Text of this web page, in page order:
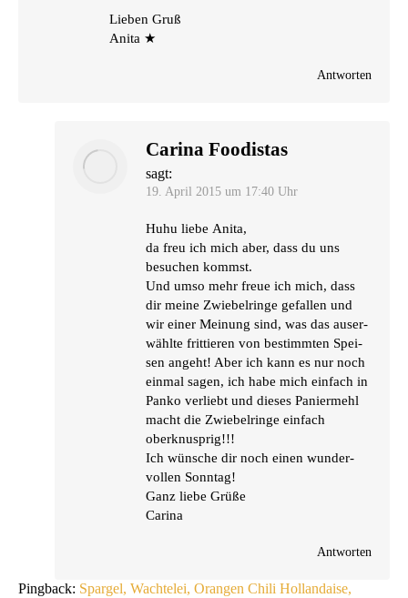
Lie­ben Gruß
Anita ★
Antworten
Carina Foodistas
sagt:
19. April 2015 um 17:40 Uhr
Huhu lie­be Anita,
da freu ich mich aber, dass du uns
besu­chen kommst.
Und umso mehr freue ich mich, dass
dir mei­ne Zwie­bel­rin­ge gefal­len und
wir einer Mei­nung sind, was das aus­er­
wähl­te frit­tie­ren von bestimm­ten Spei­
sen angeht! Aber ich kann es nur noch
ein­mal sagen, ich habe mich ein­fach in
Pan­ko ver­liebt und die­ses Panier­mehl
macht die Zwie­bel­rin­ge ein­fach
oberknusprig!!!
Ich wün­sche dir noch einen wun­der­
vol­len Sonntag!
Ganz lie­be Grüße
Carina
Antworten
Pingback: Spargel, Wachtelei, Orangen Chili Hollandaise,